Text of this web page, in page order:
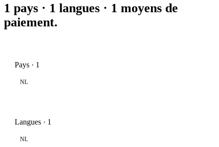
1 pays · 1 langues · 1 moyens de
paiement.
Pays · 1
NL
Langues · 1
NL